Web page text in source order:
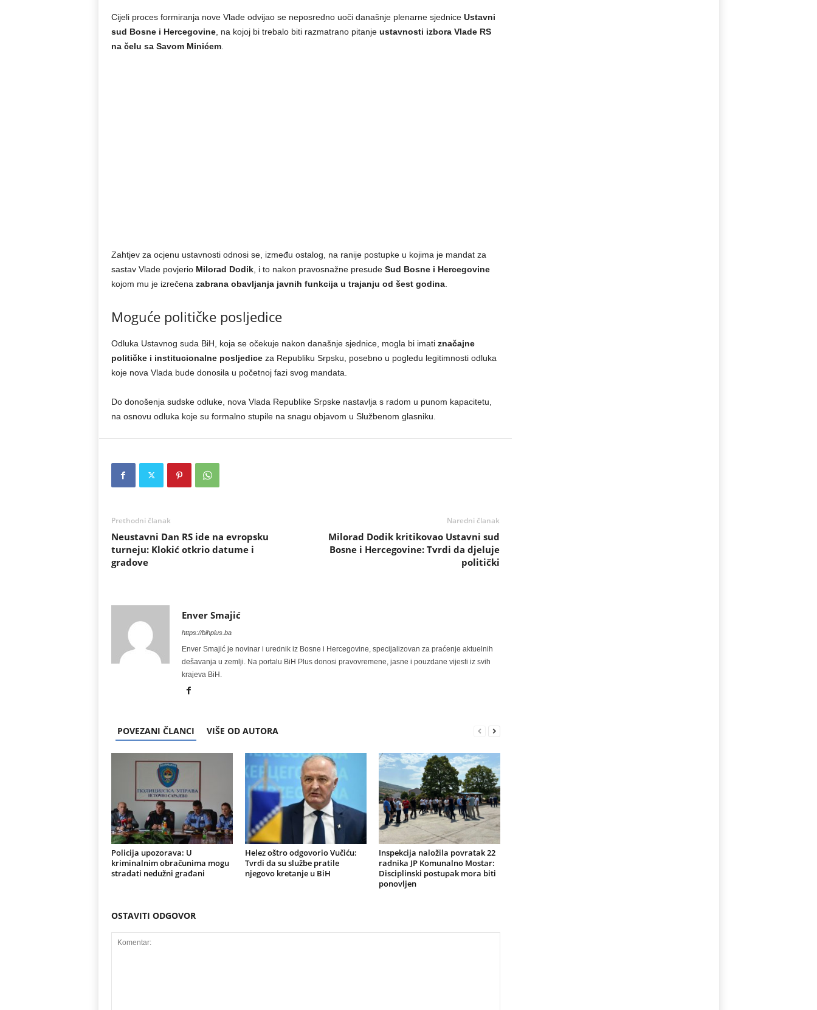
Cijeli proces formiranja nove Vlade odvijao se neposredno uoči današnje plenarne sjednice Ustavni
sud Bosne i Hercegovine, na kojoj bi trebalo biti razmatrano pitanje ustavnosti izbora Vlade RS
na čelu sa Savom Minićem.
Zahtjev za ocjenu ustavnosti odnosi se, između ostalog, na ranije postupke u kojima je mandat za
sastav Vlade povjerio Milorad Dodik, i to nakon pravosnažne presude Sud Bosne i Hercegovine
kojom mu je izrečena zabrana obavljanja javnih funkcija u trajanju od šest godina.
Moguće političke posljedice
Odluka Ustavnog suda BiH, koja se očekuje nakon današnje sjednice, mogla bi imati značajne
političke i institucionalne posljediceza Republiku Srpsku, posebno u pogledu legitimnosti odluka
koje nova Vlada bude donosila u početnoj fazi svog mandata.
Do donošenja sudske odluke, nova Vlada Republike Srpske nastavlja s radom u punom kapacitetu,
na osnovu odluka koje su formalno stupile na snagu objavom u Službenom glasniku.
Prethodni članak
Neustavni Dan RS ide na evropsku
turneju: Klokić otkrio datume i
gradove
Naredni članak
Milorad Dodik kritikovao Ustavni sud
Bosne i Hercegovine: Tvrdi da djeluje
politički
Enver Smajić
https://bihplus.ba
Enver Smajić je novinar i urednik iz Bosne i Hercegovine, specijalizovan za praćenje aktuelnih
dešavanja u zemlji. Na portalu BiH Plus donosi pravovremene, jasne i pouzdane vijesti iz svih
krajeva BiH.
POVEZANI ČLANCI VIŠE OD AUTORA
Policija upozorava: U
kriminalnim obračunima mogu
stradati nedužni građani
Helez oštro odgovorio Vučiću:
Tvrdi da su službe pratile
njegovo kretanje u BiH
Inspekcija naložila povratak 22
radnika JP Komunalno Mostar:
Disciplinski postupak mora biti
ponovljen
OSTAVITI ODGOVOR